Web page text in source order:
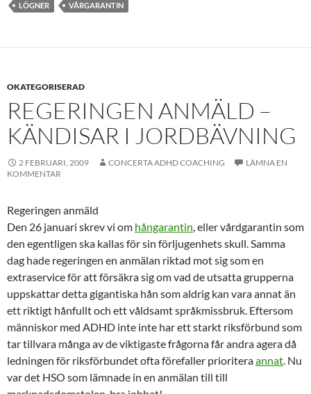
LÖGNER
VÅRGARANTIN
OKATEGORISERAD
REGERINGEN ANMÄLD –
KÄNDISAR I JORDBÄVNING
2 FEBRUARI, 2009 CONCERTA ADHD COACHING
LÄMNA EN
KOMMENTAR
Regeringen anmäld
Den 26 januari skrev vi om hångarantin, eller vårdgarantin som
den egentligen ska kallas för sin förljugenhets skull. Samma
dag hade regeringen en anmälan riktad mot sig som en
extraserviceför att försäkra sig om vad de utsatta grupperna
uppskattardetta gigantiska hån som aldrig kan vara annat än
ett riktigt hånfullt och ett våldsamt språkmissbruk. Eftersom
människor med ADHD inte inte har ett starkt riksförbund som
tar tillvara många av de viktigaste frågorna får andra agera då
ledningen för riksförbundet ofta förefaller prioriteraannat. Nu
var det HSO som lämnade in en anmälan till till